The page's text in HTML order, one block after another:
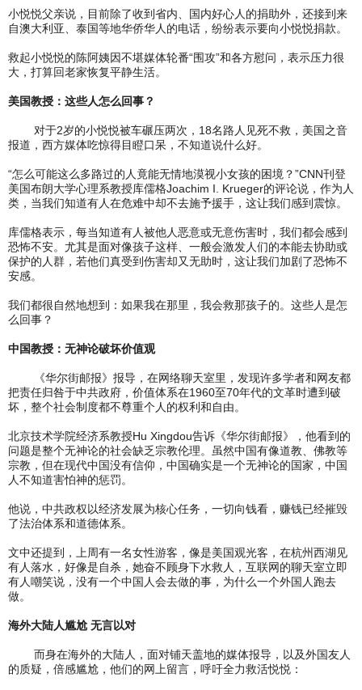
小悦悦父亲说，目前除了收到省内、国内好心人的捐助外，还接到来
自澳大利亚、泰国等地华侨华人的电话，纷纷表示要向小悦悦捐款。
救起小悦悦的陈阿姨因不堪媒体轮番“围攻”和各方慰问，表示压力很
大，打算回老家恢复平静生活。
美国教授：这些人怎么回事？
对于2岁的小悦悦被车碾压两次，18名路人见死不救，美国之音
报道，西方媒体吃惊得目瞪口呆，不知道说什么好。
“怎么可能这么多路过的人竟能无情地漠视小女孩的困境？”CNN刊登
美国布朗大学心理系教授库儒格Joachim I. Krueger的评论说，作为人
类，当我们知道有人在危难中却不去施予援手，这让我们感到震惊。
库儒格表示，每当知道有人被他人恶意或无意伤害时，我们都会感到
恐怖不安。尤其是面对像孩子这样、一般会激发人们的本能去协助或
保护的人群，若他们真受到伤害却又无助时，这让我们加剧了恐怖不
安感。
我们都很自然地想到：如果我在那里，我会救那孩子的。这些人是怎
么回事？
中国教授：无神论破坏价值观
《华尔街邮报》报导，在网络聊天室里，发现许多学者和网友都
把责任归咎于中共政府，价值体系在1960至70年代的文革时遭到破
坏，整个社会制度都不尊重个人的权利和自由。
北京技术学院经济系教授Hu Xingdou告诉《华尔街邮报》，他看到的
问题是整个无神论的社会缺乏宗教伦理。虽然中国有像道教、佛教等
宗教，但在现代中国没有信仰，中国确实是一个无神论的国家，中国
人不知道害怕神的惩罚。
他说，中共政权以经济发展为核心任务，一切向钱看，赚钱已经摧毁
了法治体系和道德体系。
文中还提到，上周有一名女性游客，像是美国观光客，在杭州西湖见
有人落水，好像是自杀，她奋不顾身下水救人，互联网的聊天室立即
有人嘲笑说，没有一个中国人会去做的事，为什么一个外国人跑去
做。
海外大陆人尴尬 无言以对
而身在海外的大陆人，面对铺天盖地的媒体报导，以及外国友人
的质疑，倍感尴尬，他们的网上留言，呼吁全力救活悦悦：